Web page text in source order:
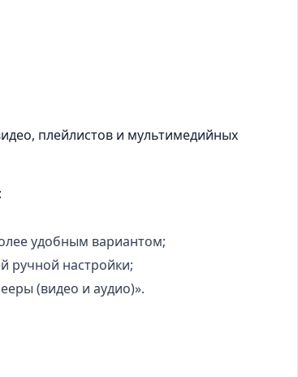
плейлистов и мультимедийных
удобным вариантом;
ручной настройки;
(видео и аудио)».